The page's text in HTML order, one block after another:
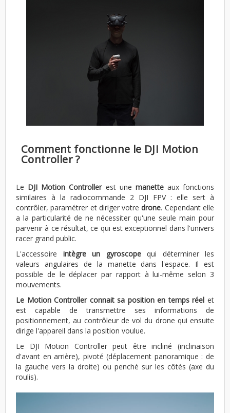
Comment fonctionne le DJI Motion
Controller ?
Le DJI Motion Controllerest une manetteaux fonctions
similaires à la radiocommande 2 DJI FPV : elle sert à
contrôler, paramétrer et diriger votredrone. Cependant elle
a la particularité de ne nécessiter qu'une seule main pour
parvenir à ce résultat, ce qui est exceptionnel dans l'univers
racer grand public.
L'accessoire intègre un gyroscopequi déterminer les
valeurs angulaires de la manette dans l'espace. Il est
possible de le déplacer par rapport à lui-même selon 3
mouvements.
Le Motion Controller connait sa position en temps réel et
est capable de transmettre ses informations de
positionnement, au contrôleur de vol du drone qui ensuite
dirige l'appareil dans la position voulue.
Le DJI Motion Controller peut être incliné (inclinaison
d'avant en arrière), pivoté (déplacement panoramique : de
la gauche vers la droite) ou penché sur les côtés (axe du
roulis).